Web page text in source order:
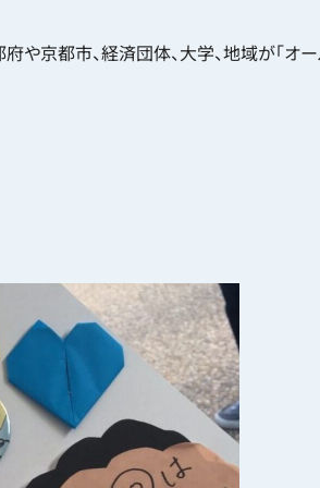
京都市、経済団体、大学、地域が「オー